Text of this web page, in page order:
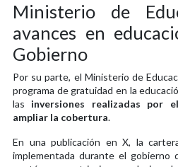
Ministerio de
avances en
Gobierno
Por su parte, el Ministerio de
programa de gratuidad en la
las inversiones realizadas por
ampliar la cobertura.
En una publicación en X, la
implementada durante el gobierno